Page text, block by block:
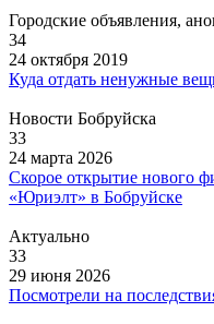
Городские объявления,
34
24 октября 2019
Куда отдать ненужные
Новости Бобруйска
33
24 марта 2026
Скорое открытие нового
«Юриэлт» в Бобруйске
Актуально
33
29 июня 2026
Посмотрели на